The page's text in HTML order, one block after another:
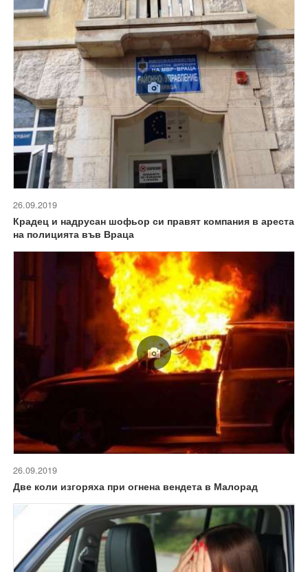
26.09.2019
Крадец и надрусан шофьор си правят компания в ареста
на полицията във Враца
26.09.2019
Две коли изгоряха при огнена вендета в Малорад